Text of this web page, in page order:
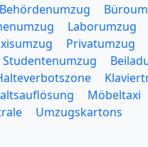
Behördenumzug
Laborumzug
Privatumzug
Studentenumzug
Möbeltaxi
Umzugskartons